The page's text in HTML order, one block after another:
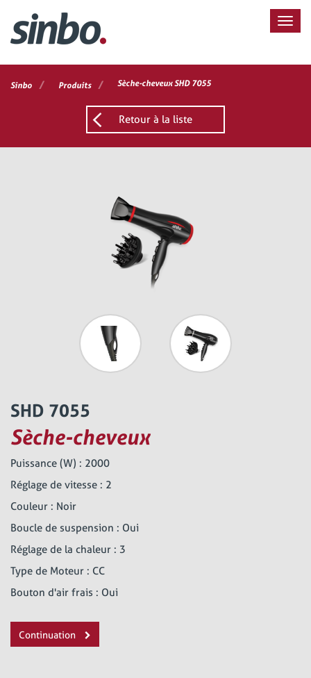
Sinbo / Produits / Sèche-cheveux SHD 7055
Retour à la liste
SHD 7055
Sèche-cheveux
Puissance (W) : 2000
Réglage de vitesse : 2
Couleur : Noir
Boucle de suspension : Oui
Réglage de la chaleur : 3
Type de Moteur : CC
Bouton d'air frais : Oui
Continuation